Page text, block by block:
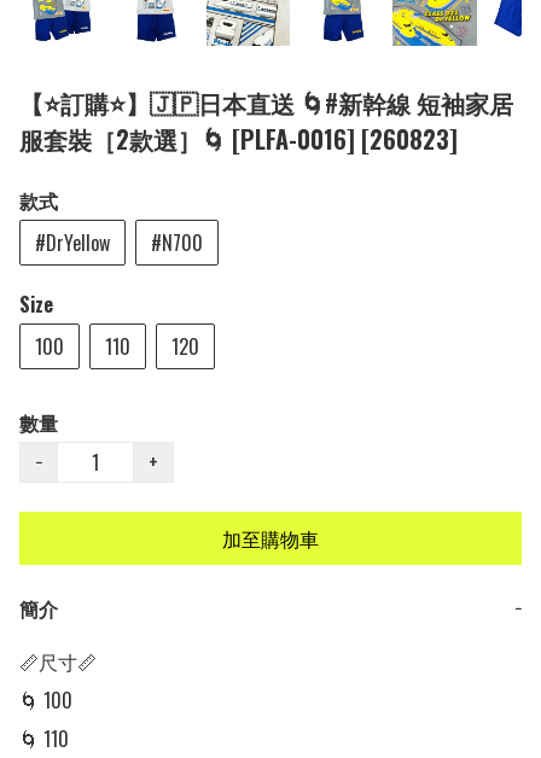
【⭐訂購⭐】🇯🇵日本直送 🌀#新幹線 短袖家居
服套裝［2款選］🌀 [PLFA-0016] [260823]
款式
#DrYellow
#N700
Size
100
110 120
數量
−
+
加至購物車
簡介
−
📏尺寸📏
🌀 100
🌀 110